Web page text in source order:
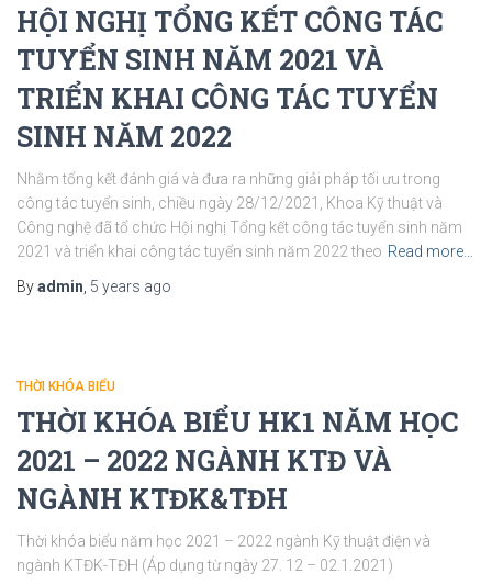
HỘI NGHỊ TỔNG KẾT CÔNG TÁC
TUYỂN SINH NĂM 2021 VÀ
TRIỂN KHAI CÔNG TÁC TUYỂN
SINH NĂM 2022
Nhằm tổng kết đánh giá và đưa ra những giải pháp tối ưu trong
công tác tuyển sinh, chiều ngày 28/12/2021, Khoa Kỹ thuật và
Công nghệ đã tổ chức Hội nghị Tổng kết công tác tuyển sinh năm
2021 và triển khai công tác tuyển sinh năm 2022 theo Read more…
Byadmin 5 years ago
THỜI KHÓA BIỂU
THỜI KHÓA BIỂU HK1 NĂM HỌC
2021 – 2022 NGÀNH KTĐ VÀ
NGÀNH KTĐK&TĐH
Thời khóa biểu năm học 2021 – 2022 ngành Kỹ thuật điện và
ngành KTĐK-TĐH (Áp dụng từ ngày 27. 12 – 02.1.2021)